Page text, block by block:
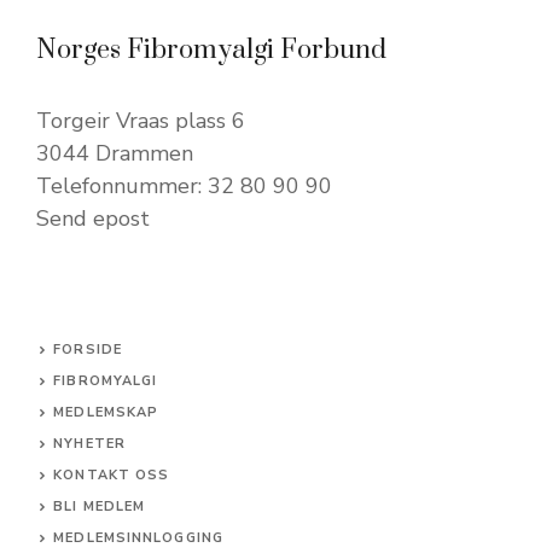
Norges Fibromyalgi Forbund
Torgeir Vraas plass 6
3044 Drammen
Telefonnummer: 32 80 90 90
Send epost
FORSIDE
FIBROMYALGI
MEDLEMSKAP
NYHETER
KONTAKT OSS
BLI MEDLEM
MEDLEMSINNLOGGING